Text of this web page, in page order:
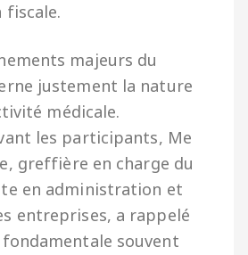
majeurs du
justement la nature
médicale.
les participants, Me
greffière en charge du
en administration et
entreprises, a rappelé
souvent